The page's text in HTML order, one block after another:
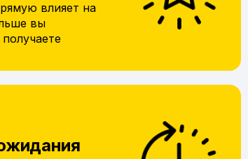
влияет на
вы